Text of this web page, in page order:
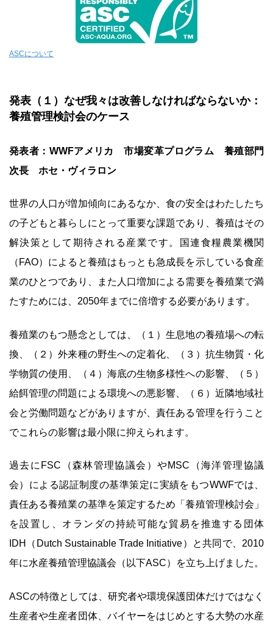
ASCについて
発表（１）なぜ我々は改善しなければならないか：
養殖管理検討会のケース
発表者：WWFアメリカ 市場変革プログラム 養殖部門
次長 ホセ・ヴィラロン
世界の人口が増加傾向にあるなか、食の安全はわたしたち
の子どもと暮らしにとって重要な課題であり、養殖はその
解決策として期待される産業です。国連食糧農業機関
（FAO）によると養殖はもっとも急成長を示している食産
業のひとつであり、また人口増加による需要を養殖業で満
たすためには、2050年までに倍増する必要があります。
養殖業のもつ懸念としては、（１）生息地の養殖場への転
換、（２）外来種の野生への定着化、（３）抗生物質・化
学物質の使用、（４）海底の生物多様性への影響、（５）
給餌管理の問題による環境への悪影響、（６）近隣地域社
会と労働問題などがありますが、責任ある管理を行うこと
でこれらの影響は最小限に抑えられます。
過去にFSC（森林管理協議会）やMSC（海洋管理協議
会）による認証制度の基準策定に実績をもつWWFでは、
責任ある養殖業の基準を策定するため「養殖管理検討会」
を設置し、オランダの持続可能な貿易を推進する団体
IDH（Dutch Sustainable Trade Initiative）と共同で、2010
年に水産養殖管理協議会（以下ASC）を立ち上げました。
ASCの特徴としては、研究者や環境保護団体だけではなく
生産者や生産者団体、バイヤーをはじめとする大勢の水産